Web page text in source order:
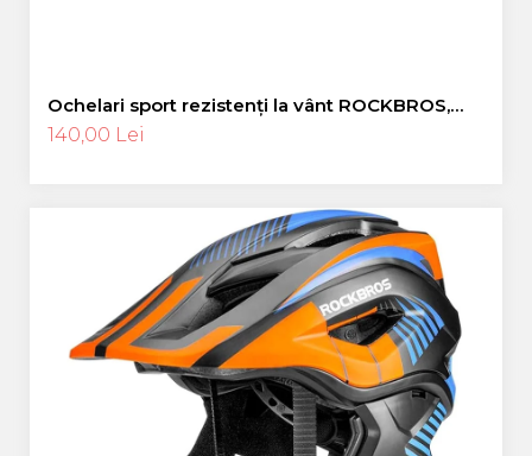
Ochelari sport rezistenți la vânt ROCKBROS,
ochelari polarizați pentru ciclism, ochelari de
soare pentru exterior -
140,00 Lei